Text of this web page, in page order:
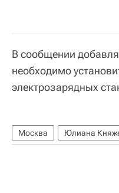
В сообщении
необходимо
электрозарядных
Москва Юлиана